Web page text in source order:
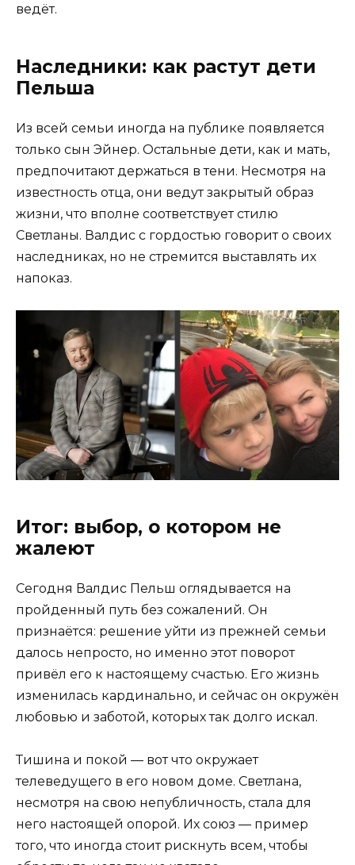
ведёт.
Наследники: как растут дети
Пельша
Из всей семьи иногда на публике появляется
только сын Эйнер. Остальные дети, как и мать,
предпочитают держаться в тени. Несмотря на
известность отца, они ведут закрытый образ
жизни, что вполне соответствует стилю
Светланы. Валдис с гордостью говорит о своих
наследниках, но не стремится выставлять их
напоказ.
Итог: выбор, о котором не
жалеют
Сегодня Валдис Пельш оглядывается на
пройденный путь без сожалений. Он
признаётся: решение уйти из прежней семьи
далось непросто, но именно этот поворот
привёл его к настоящему счастью. Его жизнь
изменилась кардинально, и сейчас он окружён
любовью и заботой, которых так долго искал.
Тишина и покой — вот что окружает
телеведущего в его новом доме. Светлана,
несмотря на свою непубличность, стала для
него настоящей опорой. Их союз — пример
того, что иногда стоит рискнуть всем, чтобы